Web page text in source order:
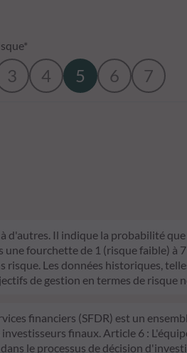
3 4 5 6 7
Il indique la probabilité
fourchette de 1 (risque faible) à
Les données historiques,
de gestion en termes de risque
financiers (SFDR) est un
finaux. Article 6 :
le processus de décision